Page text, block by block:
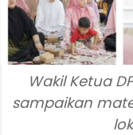
Wakil Ketua
sampaikan